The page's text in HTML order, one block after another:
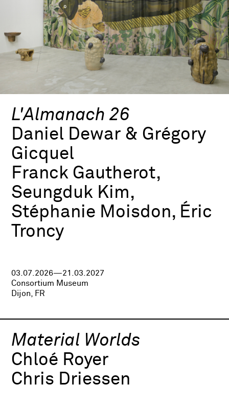
L'Almanach 26
Daniel Dewar & Grégory
Gicquel
Franck Gautherot,
Seungduk Kim,
Stéphanie Moisdon, Éric
Troncy
03.07.2026—21.03.2027
Consortium Museum
Dijon, FR
Material Worlds
Chloé Royer
Chris Driessen